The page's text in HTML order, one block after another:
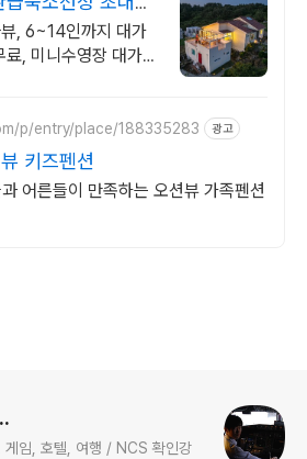
, 6~14인까지 대가
, 미니수영장 대가족
p/entry/place/188335283 광고
키즈펜션
어른들이 만족하는 오션뷰 가족펜션